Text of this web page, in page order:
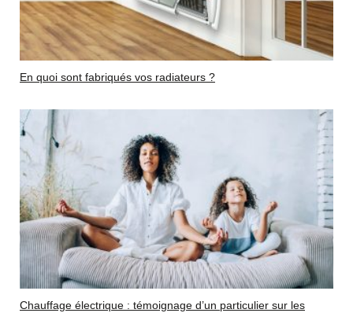
En quoi sont fabriqués vos radiateurs ?
Chauffage électrique : témoignage d’un particulier sur les